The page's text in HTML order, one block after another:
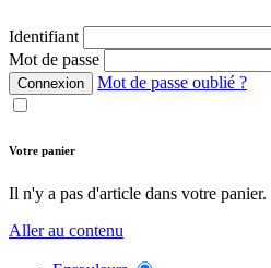
Identifiant
Mot de passe
Connexion Mot de passe oublié ?
Votre panier
Il n'y a pas d'article dans votre panier.
Aller au contenu